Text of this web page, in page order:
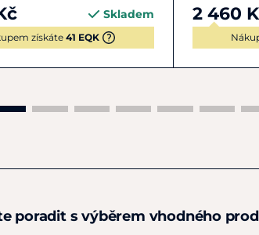
Skladem
získáte 41 EQK
2 460
poradit s výběrem vhodného